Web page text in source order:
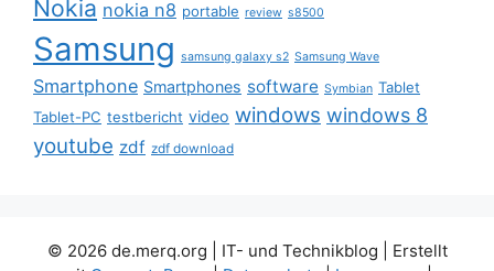
Nokia nokia n8 portable review s8500
Samsung samsung galaxy s2 Samsung Wave
Smartphone Smartphones software Symbian Tablet
Tablet-PC testbericht video windows windows 8
youtube zdf zdf download
© 2026 de.merq.org | IT- und Technikblog | Erstellt